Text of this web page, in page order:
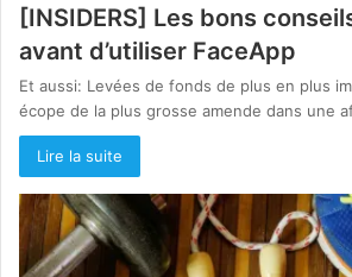
[INSIDERS] Les bons
avant d’utiliser FaceApp
Et aussi: Levées de fonds de plus en plus
écope de la plus grosse amende dans une
Lire la suite